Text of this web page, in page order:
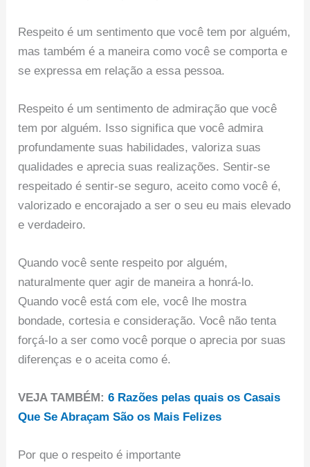
Respeito é um sentimento que você tem por alguém,
mas também é a maneira como você se comporta e
se expressa em relação a essa pessoa.
Respeito é um sentimento de admiração que você
tem por alguém. Isso significa que você admira
profundamente suas habilidades, valoriza suas
qualidades e aprecia suas realizações. Sentir-se
respeitado é sentir-se seguro, aceito como você é,
valorizado e encorajado a ser o seu eu mais elevado
e verdadeiro.
Quando você sente respeito por alguém,
naturalmente quer agir de maneira a honrá-lo.
Quando você está com ele, você lhe mostra
bondade, cortesia e consideração. Você não tenta
forçá-lo a ser como você porque o aprecia por suas
diferenças e o aceita como é.
VEJA TAMBÉM:6 Razões pelas quais os Casais
Que Se Abraçam São os Mais Felizes
Por que o respeito é importante